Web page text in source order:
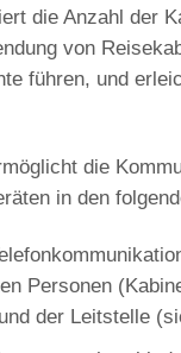
die Anzahl der
von
führen, und
die
in den
Personen
der Leitstelle